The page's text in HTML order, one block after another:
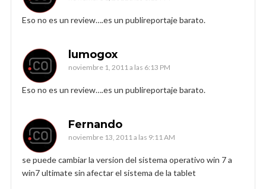
Eso no es un review….es un publireportaje barato.
lumogox
noviembre 1, 2011 a las 6:13 PM
Eso no es un review….es un publireportaje barato.
Fernando
noviembre 13, 2011 a las 9:11 AM
se puede cambiar la version del sistema operativo win 7 a
win7 ultimate sin afectar el sistema de la tablet